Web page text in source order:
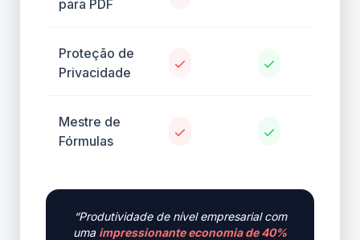
para PDF
Proteção de
Privacidade
Mestre de
Fórmulas
“Produtividade de nível empresarial com
uma impressionante economia de 40%